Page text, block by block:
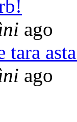
ago
tara
ago